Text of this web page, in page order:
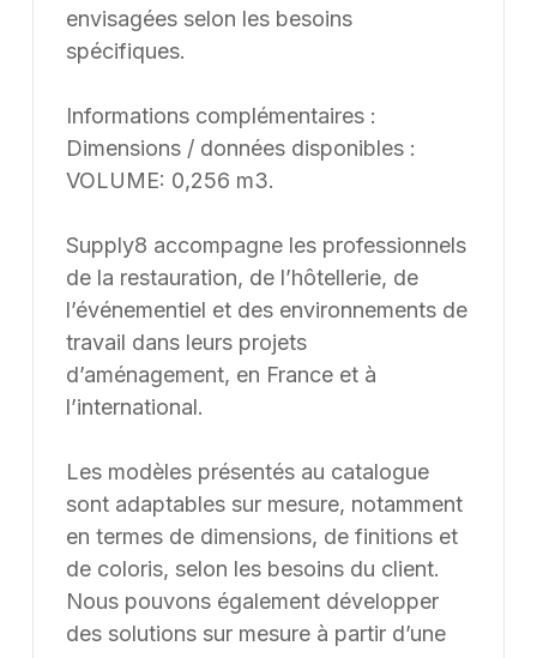
envisagées selon les besoins
spécifiques.
Informations complémentaires :
Dimensions / données disponibles :
VOLUME: 0,256 m3.
Supply8 accompagne les professionnels
de la restauration, de l’hôtellerie, de
l’événementiel et des environnements de
travail dans leurs projets
d’aménagement, en France et à
l’international.
Les modèles présentés au catalogue
sont adaptables sur mesure, notamment
en termes de dimensions, de finitions et
de coloris, selon les besoins du client.
Nous pouvons également développer
des solutions sur mesure à partir d’une